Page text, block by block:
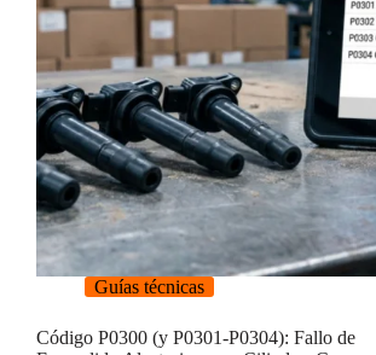
Guías técnicas
Código P0300 (y P0301-P0304): Fallo de